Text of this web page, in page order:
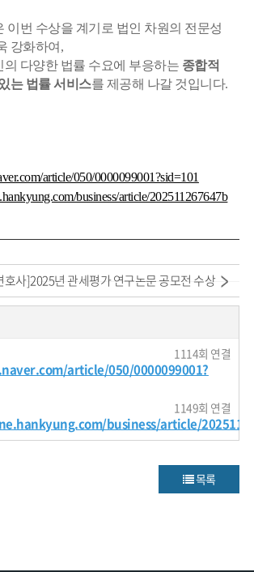
이번 수상을 계기로 법인 차원의 전문성
강화하여,
의 다양한 법률 수요에 부응하는 종합적
는 법률 서비스를 제공해 나갈 것입니다.
article/050/0000099001?sid=101
business/article/202511267647b
호사]2025년 관세평가 연구논문 공모전 수상
article/050/0000099001?
1114회 연결
business/article/
1149회 연결
목록